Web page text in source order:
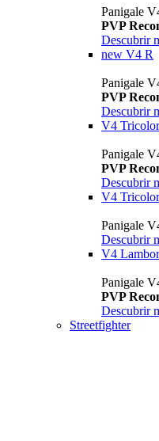
Panigale
PVP
Descubrir
new V4 R
Panigale
PVP
Descubrir
V4
Panigale
PVP
Descubrir
V4
Panigale
Descubrir
V4
Panigale
PVP
Descubrir
Streetfighter